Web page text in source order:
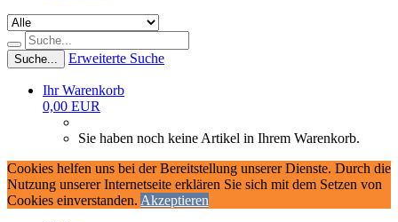
Suche... Erweiterte Suche
Ihr Warenkorb
0,00 EUR
Sie haben noch keine Artikel in Ihrem Warenkorb.
Cookies helfen uns bei der Bereitstellung unserer Dienste. Durch die
Nutzung unserer Internetseite erklären Sie sich mit dem Setzen von
Cookies einverstanden. Akzeptieren